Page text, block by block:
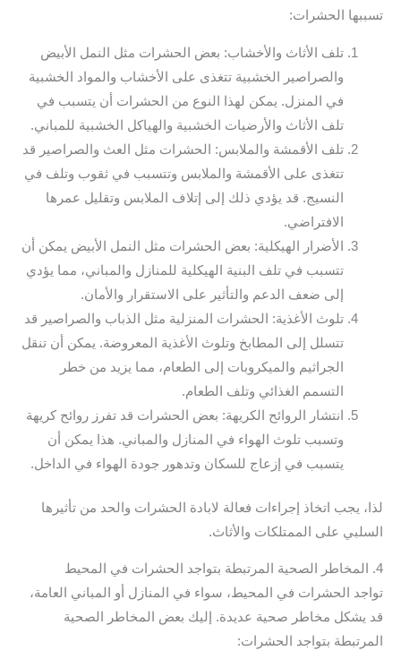
تسببها الحشرات:
تلف الأثاث والأخشاب: بعض الحشرات مثل النمل الأبيض
والصراصير الخشبية تتغذى على الأخشاب والمواد الخشبية
في المنزل. يمكن لهذا النوع من الحشرات أن يتسبب في
تلف الأثاث والأرضيات الخشبية والهياكل الخشبية للمباني.
تلف الأقمشة والملابس: الحشرات مثل العث والصراصير قد
تتغذى على الأقمشة والملابس وتتسبب في ثقوب وتلف في
النسيج. قد يؤدي ذلك إلى إتلاف الملابس وتقليل عمرها
الافتراضي.
الأضرار الهيكلية: بعض الحشرات مثل النمل الأبيض يمكن أن
تتسبب في تلف البنية الهيكلية للمنازل والمباني، مما يؤدي
إلى ضعف الدعم والتأثير على الاستقرار والأمان.
تلوث الأغذية: الحشرات المنزلية مثل الذباب والصراصير قد
تتسلل إلى المطابخ وتلوث الأغذية المعروضة. يمكن أن تنقل
الجراثيم والميكروبات إلى الطعام، مما يزيد من خطر
التسمم الغذائي وتلف الطعام.
انتشار الروائح الكريهة: بعض الحشرات قد تفرز روائح كريهة
وتسبب تلوث الهواء في المنازل والمباني. هذا يمكن أن
يتسبب في إزعاج للسكان وتدهور جودة الهواء في الداخل.
لذا، يجب اتخاذ إجراءات فعالة لابادة الحشرات والحد من تأثيرها
السلبي على الممتلكات والأثاث.
4. المخاطر الصحية المرتبطة بتواجد الحشرات في المحيط
تواجد الحشرات في المحيط، سواء في المنازل أو المباني العامة،
قد يشكل مخاطر صحية عديدة. إليك بعض المخاطر الصحية
المرتبطة بتواجد الحشرات: